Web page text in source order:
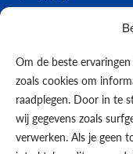
Om de beste
zoals cookies om
raadplegen. Door in te
wij gegevens zoals
verwerken. Als je geen
Ondernemen op
Economie
Regering
Infrastructuur
Algemeen